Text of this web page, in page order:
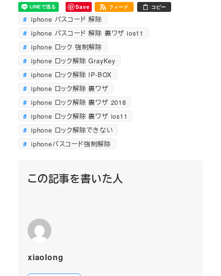
Save フィード コピー
iphone パスコード 解除
iphone パスコード 解除 裏ワザ ios11
iphone ロック 強制解除
iphone ロック解除 GrayKey
iphone ロック解除 IP-BOX
iphone ロック解除 裏ワザ
iphone ロック解除 裏ワザ 2018
iphone ロック解除 裏ワザ ios11
iphone ロック解除できない
iphoneパスコード強制解除
この記事を書いた人
xiaolong